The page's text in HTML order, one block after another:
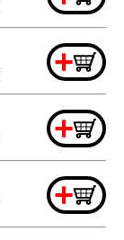
+
+
+